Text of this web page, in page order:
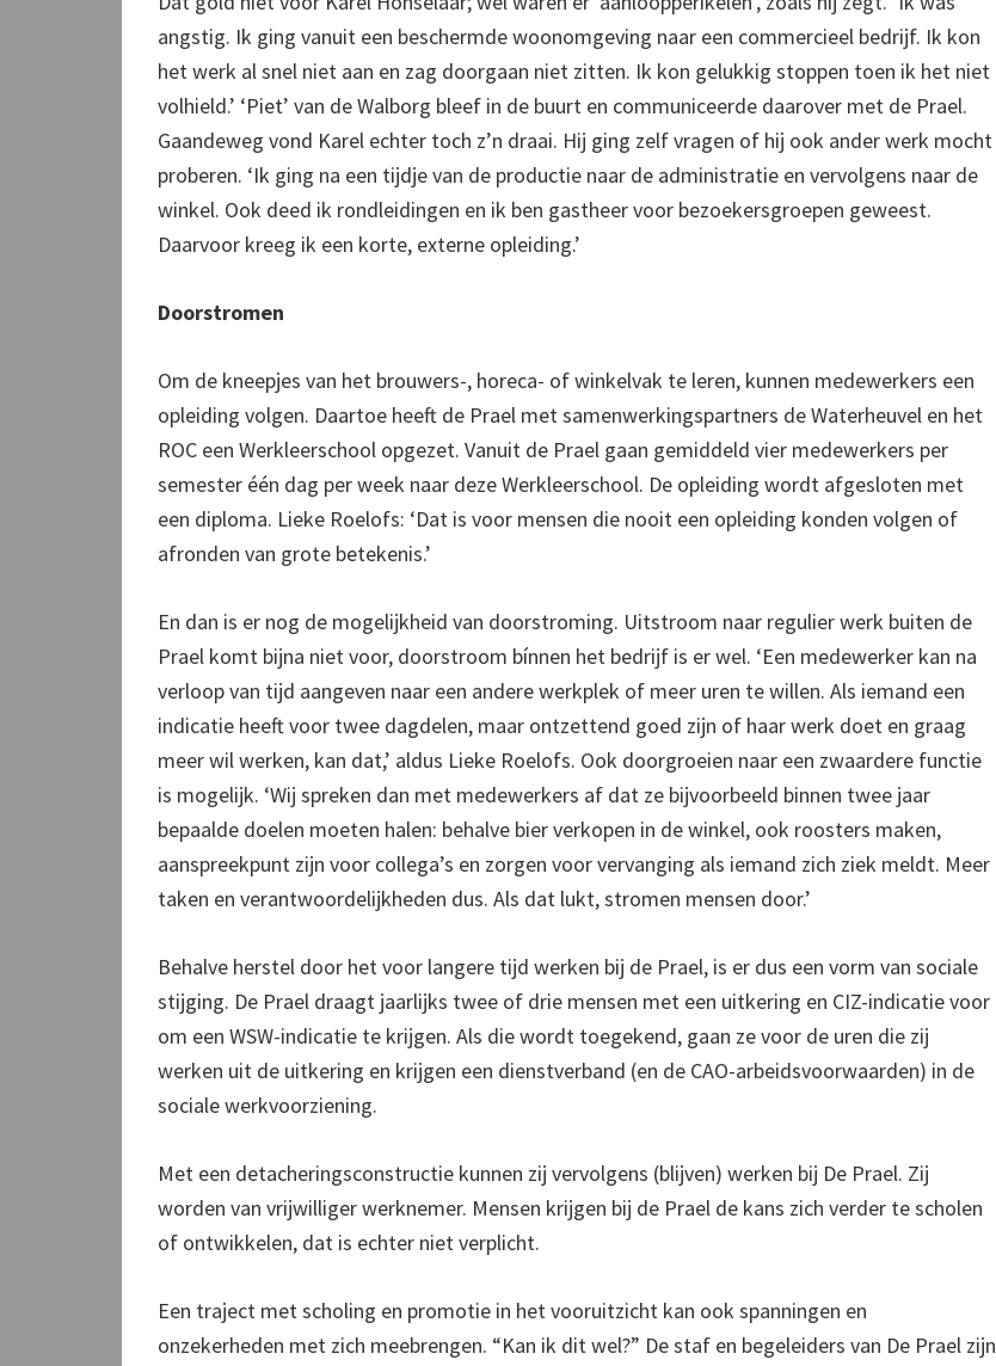
angstig. Ik ging vanuit een beschermde woonomgeving naar een commercieel bedrijf. Ik kon
het werk al snel niet aan en zag doorgaan niet zitten. Ik kon gelukkig stoppen toen ik het niet
volhield.’ ‘Piet’ van de Walborg bleef in de buurt en communiceerde daarover met de Prael.
Gaandeweg vond Karel echter toch z’n draai. Hij ging zelf vragen of hij ook ander werk mocht
proberen. ‘Ik ging na een tijdje van de productie naar de administratie en vervolgens naar de
winkel. Ook deed ik rondleidingen en ik ben gastheer voor bezoekersgroepen geweest.
Daarvoor kreeg ik een korte, externe opleiding.’
Doorstromen
Om de kneepjes van het brouwers-, horeca- of winkelvak te leren, kunnen medewerkers een
opleiding volgen. Daartoe heeft de Prael met samenwerkingspartners de Waterheuvel en het
ROC een Werkleerschool opgezet. Vanuit de Prael gaan gemiddeld vier medewerkers per
semester één dag per week naar deze Werkleerschool. De opleiding wordt afgesloten met
een diploma. Lieke Roelofs: ‘Dat is voor mensen die nooit een opleiding konden volgen of
afronden van grote betekenis.’
En dan is er nog de mogelijkheid van doorstroming. Uitstroom naar regulier werk buiten de
Prael komt bijna niet voor, doorstroom bínnen het bedrijf is er wel. ‘Een medewerker kan na
verloop van tijd aangeven naar een andere werkplek of meer uren te willen. Als iemand een
indicatie heeft voor twee dagdelen, maar ontzettend goed zijn of haar werk doet en graag
meer wil werken, kan dat,’ aldus Lieke Roelofs. Ook doorgroeien naar een zwaardere functie
is mogelijk. ‘Wij spreken dan met medewerkers af dat ze bijvoorbeeld binnen twee jaar
bepaalde doelen moeten halen: behalve bier verkopen in de winkel, ook roosters maken,
aanspreekpunt zijn voor collega’s en zorgen voor vervanging als iemand zich ziek meldt. Meer
taken en verantwoordelijkheden dus. Als dat lukt, stromen mensen door.’
Behalve herstel door het voor langere tijd werken bij de Prael, is er dus een vorm van sociale
stijging. De Prael draagt jaarlijks twee of drie mensen met een uitkering en CIZ-indicatie voor
om een WSW-indicatie te krijgen. Als die wordt toegekend, gaan ze voor de uren die zij
werken uit de uitkering en krijgen een dienstverband (en de CAO-arbeidsvoorwaarden) in de
sociale werkvoorziening.
Met een detacheringsconstructie kunnen zij vervolgens (blijven) werken bij De Prael. Zij
worden van vrijwilliger werknemer. Mensen krijgen bij de Prael de kans zich verder te scholen
of ontwikkelen, dat is echter niet verplicht.
Een traject met scholing en promotie in het vooruitzicht kan ook spanningen en
onzekerheden met zich meebrengen. “Kan ik dit wel?” De staf en begeleiders van De Prael zijn